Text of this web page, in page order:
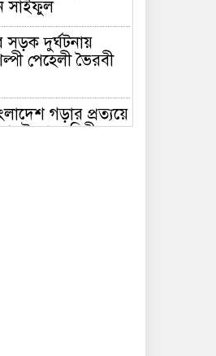
সাইফুল
সড়ক দুর্ঘটনায়
পেহেলী ভৈরবী
গড়ার প্রত্যয়ে
দ্বিতীয়